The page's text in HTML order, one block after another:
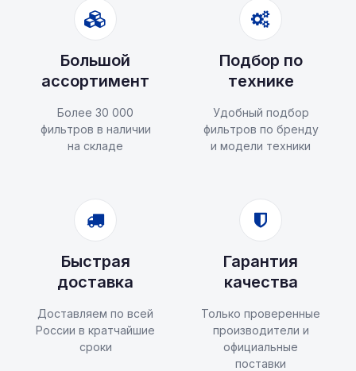
Большой
ассортимент
Более 30 000
фильтров в наличии
на складе
Подбор по
технике
Удобный подбор
фильтров по бренду
и модели техники
Быстрая
доставка
Доставляем по всей
России в кратчайшие
сроки
Гарантия
качества
Только проверенные
производители и
официальные
поставки